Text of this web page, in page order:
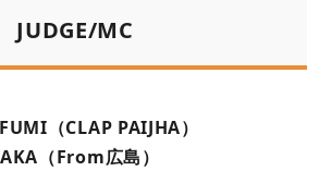
JUDGE/MC
（CLAP PAIJHA）
（From広島）